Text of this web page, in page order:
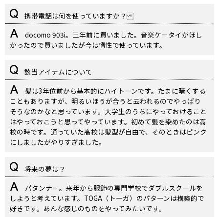
携帯電話は何を使っていますか？
docomo 903i。三年前に買いました。音楽ケータイがほし
かったので買いましたが今は惰性で使っています。
該当アイテムについて
髪は3年位前から基本的にハイトーンです。たまに暗くする
こともありますが、明るいほうが合うと云われるのでやっぱり
そうなのかなと思っています。大学生のうちにやっておけること
はやっておこうと思ってやっています。初めて髪を染めたのは高
校の時です。通っていた高校は髪型が自由で、そのときはピンク
にしましたがやりすぎました。
将来の夢は？
パタンナー。来年から服飾の専門学校でダブルスクールを
しようと考えています。TOGA（トーガ）のパターンは構築的で
好きです。あんな感じのものをやってみたいです。